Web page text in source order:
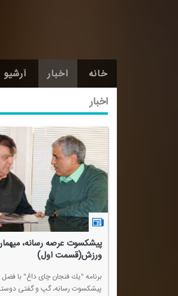
خانه اخبار آرشیو
اخبار
پیشكسوت عرصه رسانه،
ورزش(قسمت اول)
برنامه "یك فنجان چای داغ" با فضل
پیشكسوت رسانه، گپ و گفتی